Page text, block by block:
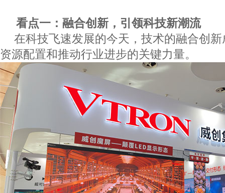
看点一：融合创新，引领科技新潮流
在科技飞速发展的今天，技术的融合创
资源配置和推动行业进步的关键力量。